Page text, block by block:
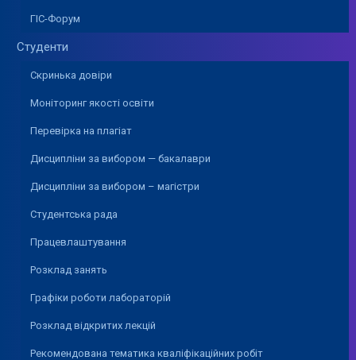
ГІС-Форум
Студенти
Скринька довіри
Моніторинг якості освіти
Перевірка на плагіат
Дисципліни за вибором — бакалаври
Дисципліни за вибором – магістри
Студентська рада
Працевлаштування
Розклад занять
Графіки роботи лабораторій
Розклад відкритих лекцій
Рекомендована тематика кваліфікаційних робіт